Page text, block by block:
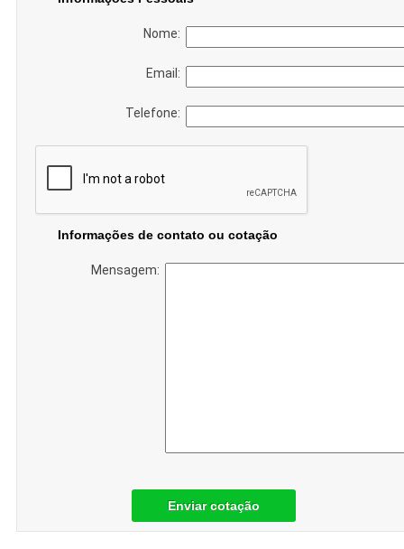
Nome:
Email:
Telefone:
Informações de contato ou cotação
Mensagem:
Enviar cotação